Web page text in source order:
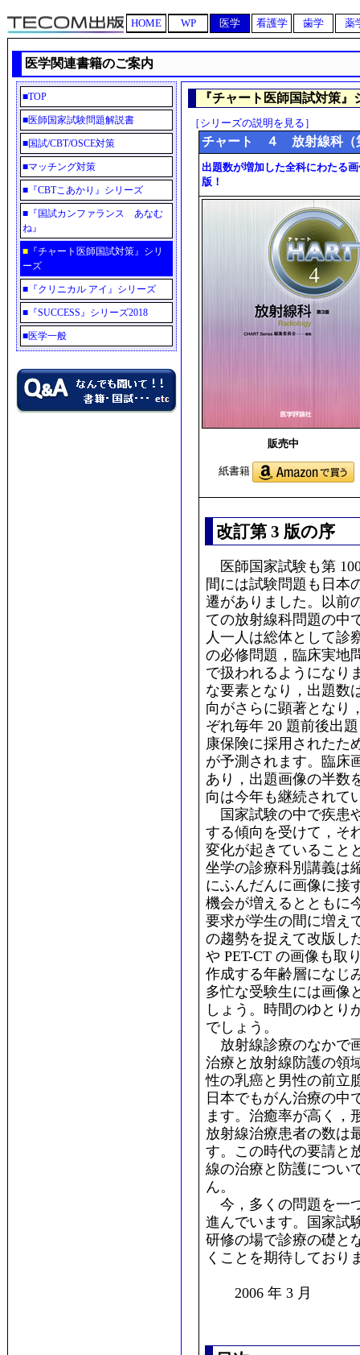
HOME WP 医学 看護学 歯学 薬
医学関連書籍のご案内
■TOP
■医師国家試験問題解説書
■国試/CBT/OSCE対策
■マッチング対策
■ 『CBTこあかり』シリーズ
■ 『国試カンファランス あなむ
ね』
■ 『チャート医師国試対策』シリ
ーズ
■ 『クリニカル アイ』シリーズ
■ 『SUCCESS』シリーズ2018
■医学一般
『チャート医師国試対策』
［シリーズの説明を見る］
チャート ４ 放射線科（
出題数が増加した全科にわたる
版！
販売中
紙書籍
改訂第 3 版の序
医師国家試験も第
間には試験問題も日本
遷がありました。以前
ての放射線科問題の中
人一人は総体として診
の必修問題，臨床実地
で扱われるようになり
な要素となり，出題数
向がさらに顕著となり
ぞれ毎年 20 題前後出
康保険に採用されたた
が予測されます。臨床
あり，出題画像の半数
向は今年も継続されて
国家試験の中で疾患
する傾向を受けて，そ
変化が起きていること
坐学の診療科別講義は
にふんだんに画像に接
機会が増えるとともに
要求が学生の間に増え
の趨勢を捉えて改版し
や PET-CT の画像も取
作成する年齢層になじ
多忙な受験生には画像
しょう。時間のゆとり
でしょう。
放射線診療のなかで
治療と放射線防護の領
性の乳癌と男性の前立
日本でもがん治療の中
ます。治癒率が高く，
放射線治療患者の数は
す。この時代の要請と
線の治療と防護につい
ん。
今，多くの問題を一
進んでいます。国家試
研修の場で診療の礎と
くことを期待しており
2006 年 3 月